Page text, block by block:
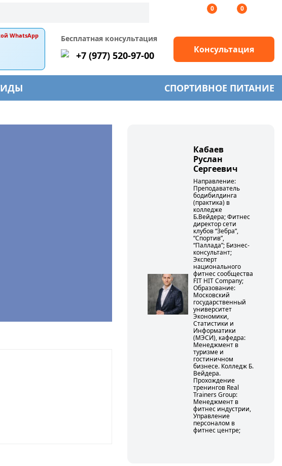
0 0
WhatsApp
Бесплатная консультация
+7 (977) 520-97-00 Консультация
СПОРТИВНОЕ ПИТАНИЕ
Кабаев
Руслан
Сергеевич
Направление:
Преподаватель
бодибилдинга
(практика) в
колледже
Б.Вейдера; Фитнес
директор сети
клубов “Зебра”,
“Спортив”,
“Паллада”; Бизнес-
консультант;
Эксперт
национального
фитнес сообщества
FIT HIT Company;
Образование:
Московский
государственный
университет
Экономики,
Статистики и
Информатики
(МЭСИ), кафедра:
Менеджмент в
туризме и
гостиничном
бизнесе. Колледж Б.
Вейдера.
Прохождение
тренингов Real
Trainers Group:
Менеджмент в
фитнес индустрии,
Управление
персоналом в
фитнес центре;